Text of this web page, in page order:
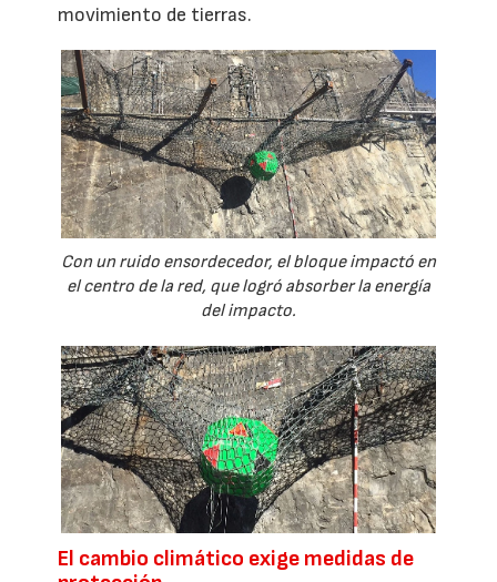
movimiento de tierras.
Con un ruido ensordecedor, el bloque impactó en
el centro de la red, que logró absorber la energía
del impacto.
El cambio climático exige medidas de